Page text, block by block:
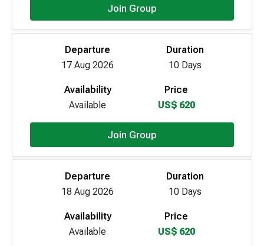
Join Group
Departure
17 Aug 2026
Duration
10 Days
Availability
Available
Price
US$ 620
Join Group
Departure
18 Aug 2026
Duration
10 Days
Availability
Available
Price
US$ 620